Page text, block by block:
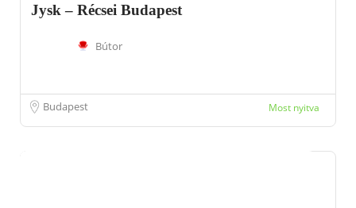
Jysk – Récsei Budapest
Bútor
Budapest Most nyitva